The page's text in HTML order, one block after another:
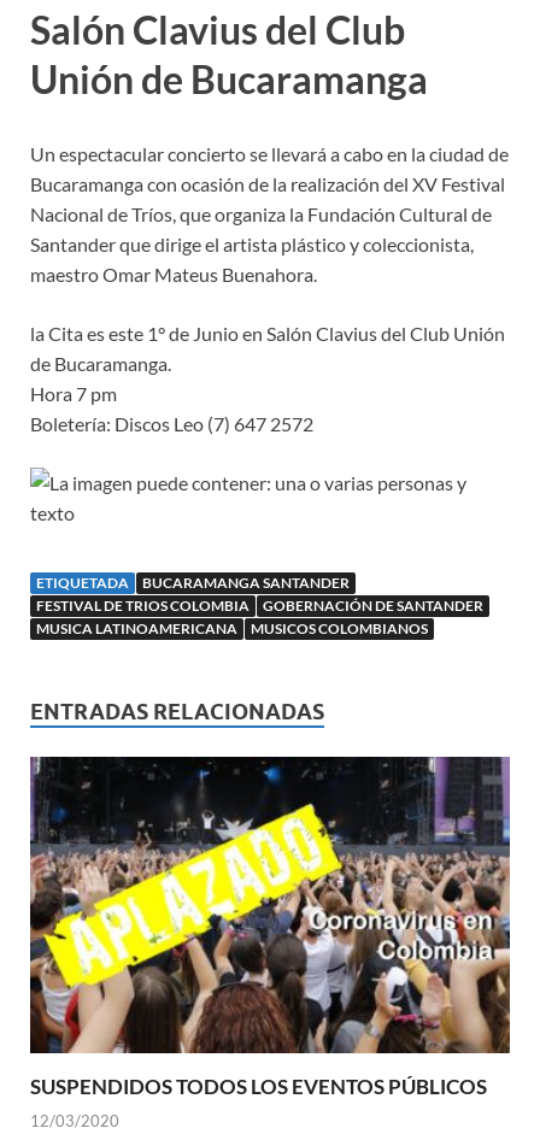
Salón Clavius del Club
Unión de Bucaramanga
Un espectacular concierto se llevará a cabo en la ciudad de
Bucaramanga con ocasión de la realización del XV Festival
Nacional de Tríos, que organiza la Fundación Cultural de
Santander que dirige el artista plástico y coleccionista,
maestro Omar Mateus Buenahora.
la Cita es este 1° de Junio en Salón Clavius del Club Unión
de Bucaramanga.
Hora 7 pm
Boletería: Discos Leo (7) 647 2572
ETIQUETADA
BUCARAMANGA SANTANDER
FESTIVAL DE TRIOS COLOMBIA
GOBERNACIÓN DE SANTANDER
MUSICA LATINOAMERICANA
MUSICOS COLOMBIANOS
ENTRADAS RELACIONADAS
SUSPENDIDOS TODOS LOS EVENTOS PÚBLICOS
12/03/2020